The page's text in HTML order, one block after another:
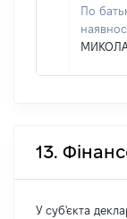
По
13.
У суб'єкта